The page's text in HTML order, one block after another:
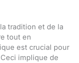
tradition et de la
tout en
est crucial pour
implique de